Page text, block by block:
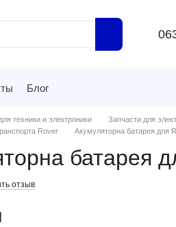
Блог
техники и электроники
Запчасти для
Rover
Aкумуляторна батарея для
батарея
отзыв